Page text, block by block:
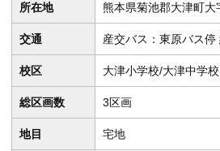
所在地 熊本県菊池郡大津町
交通 産交バス：東原バス
校区 大津小学校/大津中学校
総区画数 3区画
地目 宅地